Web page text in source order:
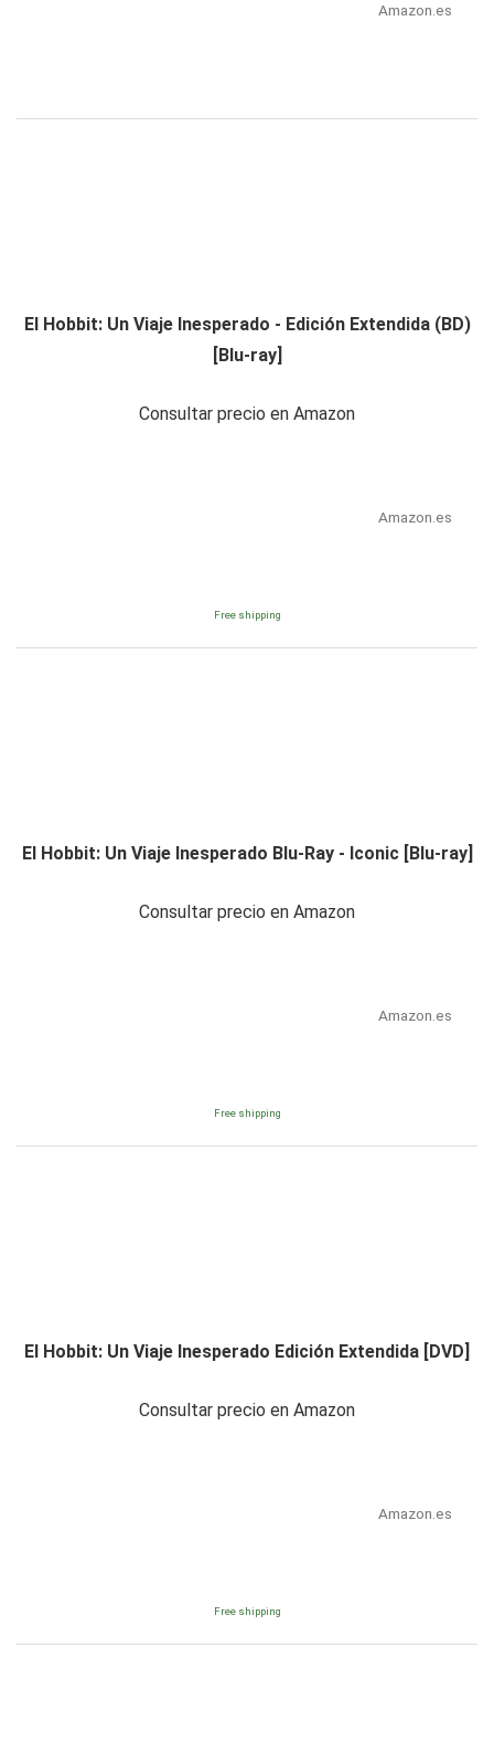
Amazon.es
El Hobbit: Un Viaje Inesperado - Edición Extendida (BD)
[Blu-ray]
Consultar precio en Amazon
Amazon.es
Free shipping
El Hobbit: Un Viaje Inesperado Blu-Ray - Iconic [Blu-ray]
Consultar precio en Amazon
Amazon.es
Free shipping
El Hobbit: Un Viaje Inesperado Edición Extendida [DVD]
Consultar precio en Amazon
Amazon.es
Free shipping